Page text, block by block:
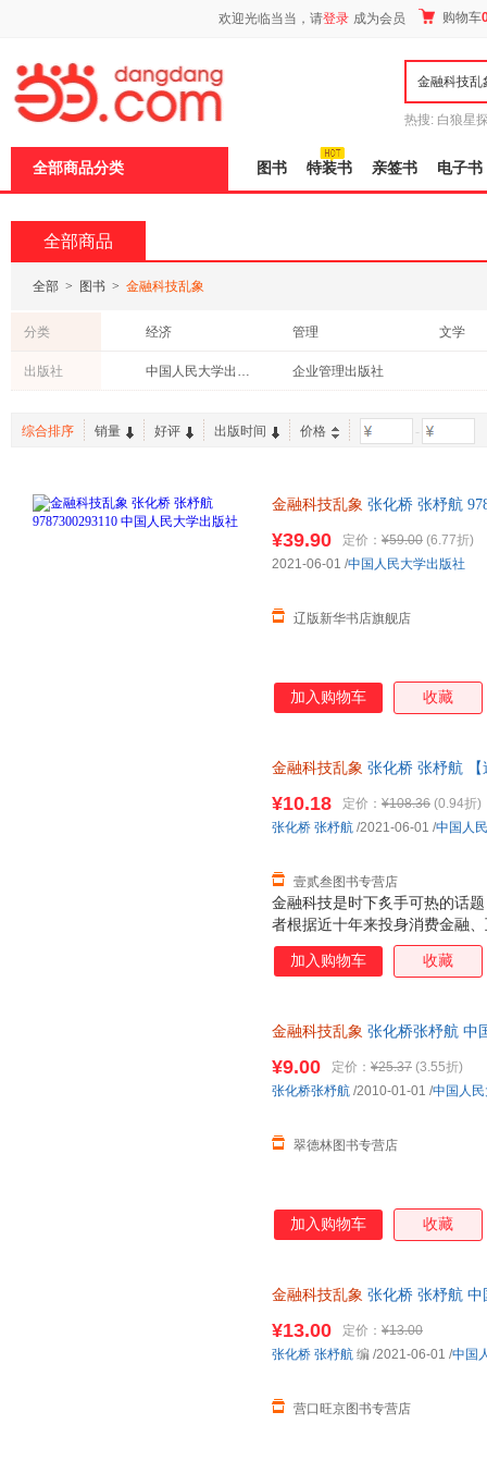
欢迎光临当当，请登录 成为会员 购物车
热搜: 白狼星
全部商品分类 图书 特装书 亲签书 电子书
全部商品
全部 > 图书 > 金融科技乱象
分类 经济 管理
文学
社会科学
中小学用书
出版社 中国人民大学出版社 企业管理出版社
综合排序 销量 好评 出版时间 价格 -
金融科技乱象 张化桥 张杼航
¥39.90 定价： ¥59.00 (6.77折)
辽版新华书店旗舰店
2021-06-01 /中国人民大学出版社
加入购物车 收藏
金融科技乱象 张化桥 张杼航
金融科技是时下炙手可热的话
者根据近十年来投身消费金融
刻分析了当前金融科技产业变
际化的广阔视野对比本土与国
¥10.18 定价： ¥108.36 (0.94折)
壹贰叁图书专营店
张化桥 张杼航 /2021-06-01 /中国人
加入购物车 收藏
金融科技乱象 张化桥张杼航 中
¥9.00 定价： ¥25.37 (3.55折)
翠德林图书专营店
张化桥张杼航 /2010-01-01 /中国人
加入购物车 收藏
金融科技乱象 张化桥 张杼航 中
¥13.00 定价： ¥13.00
营口旺京图书专营店
张化桥 张杼航 编 /2021-06-01 /中国
页
加